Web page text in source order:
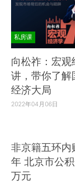
私房课
向松祚：宏观
讲，带你了解
经济大局
2022年04月06日
非京籍五环内
年 北京市公
万元